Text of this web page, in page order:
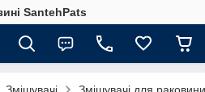
SantehPats